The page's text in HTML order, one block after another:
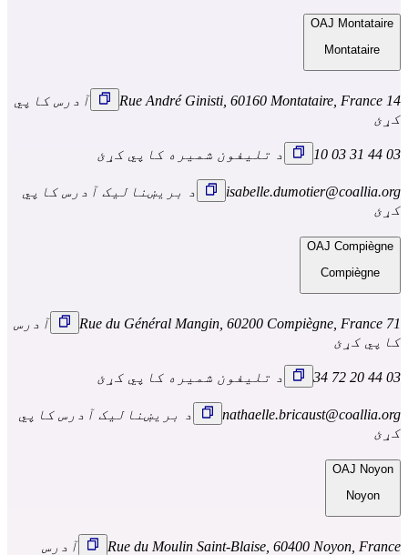
OAJ Montataire
Montataire
14 Rue André Ginisti, 60160 Montataire, France
آدرس کاپي
کړئ
03 44 31 03 10 د تلیفون شمیره کاپي کړئ
isabelle.dumotier@coallia.org
د بریښنالیک آدرس کاپي
کړئ
OAJ Compiègne
Compiègne
71 Rue du Général Mangin, 60200 Compiègne, France
آدرس
کاپي کړئ
03 44 20 72 34 د تلیفون شمیره کاپي کړئ
nathaelle.bricaust@coallia.org
د بریښنالیک آدرس کاپي
کړئ
OAJ Noyon
Noyon
Rue du Moulin Saint-Blaise, 60400 Noyon, France
آدرس